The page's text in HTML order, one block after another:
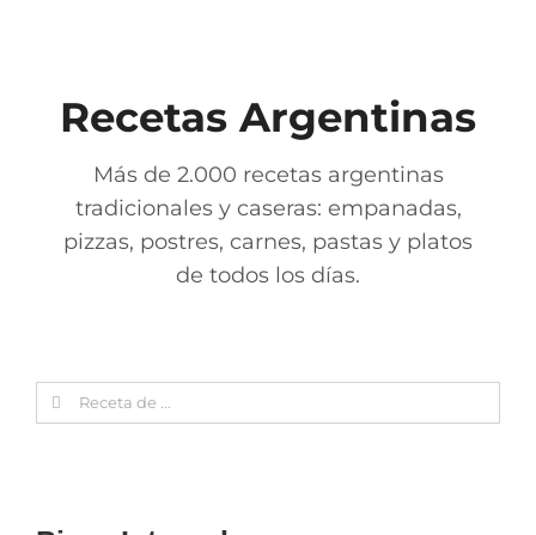
Recetas Argentinas
Más de 2.000 recetas argentinas
tradicionales y caseras: empanadas,
pizzas, postres, carnes, pastas y platos
de todos los días.
Search
for: